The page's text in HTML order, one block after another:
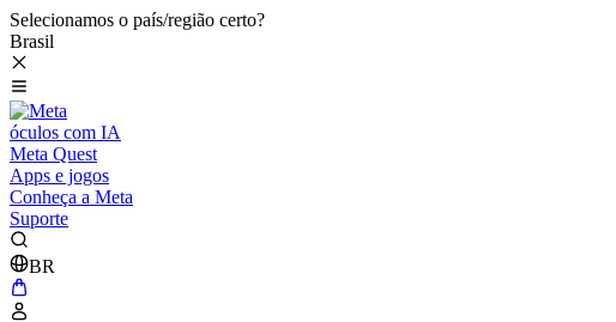
Selecionamos o país/região certo?
Brasil
óculos com IA
Meta Quest
Apps e jogos
Conheça a Meta
Suporte
BR